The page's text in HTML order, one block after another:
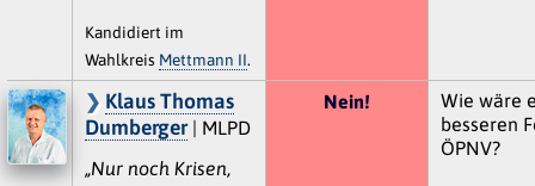
Kandidiert im
Wahlkreis Mettmann II.
Klaus Thomas
Dumberger| MLPD
„Nur noch Krisen,
Nein!
Wie wäre
besseren
ÖPNV?